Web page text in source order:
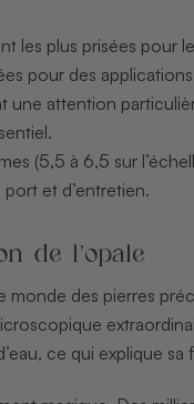
les plus prisées pour
pour des
une attention
(5,5 à 6,5 sur
et d’entretien.
de l’opale
monde des pierres
ce qui explique